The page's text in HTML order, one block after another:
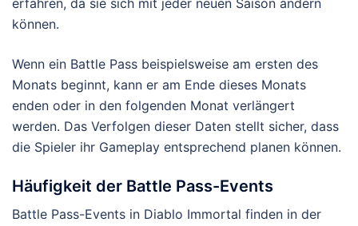
erfahren, da sie sich mit jeder neuen Saison ändern
können.
Wenn ein Battle Pass beispielsweise am ersten des
Monats beginnt, kann er am Ende dieses Monats
enden oder in den folgenden Monat verlängert
werden. Das Verfolgen dieser Daten stellt sicher, dass
die Spieler ihr Gameplay entsprechend planen können.
Häufigkeit der Battle Pass-Events
Battle Pass-Events in Diablo Immortal finden in der